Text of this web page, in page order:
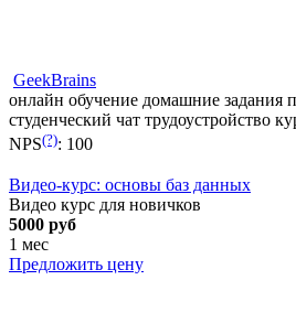
GeekBrains
онлайн обучение домашние задания
студенческий чат трудоустройство
NPS(?): 100
Видео-курс: основы баз данных
Видео курс для новичков
5000 руб
1 мес
Предложить цену